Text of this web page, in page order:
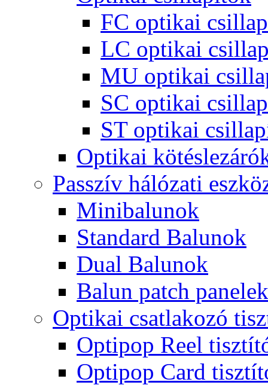
FC optikai
LC optikai
MU optikai
SC optikai
ST optikai
Optikai
Passzív hálózati
Minibalunok
Standard Balunok
Dual Balunok
Balun patch panelek
Optikai csatlakozó
Optipop Reel
Optipop Card